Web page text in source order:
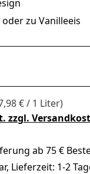
zu Vanilleeis
€ / 1 Liter)
zzgl.
ab 75 €
Lieferzeit: 1-2